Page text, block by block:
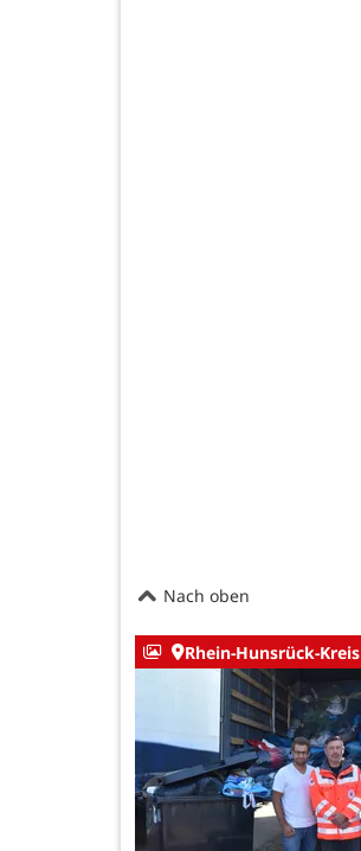
Nach oben
Rhein-Hunsrück-Kreis